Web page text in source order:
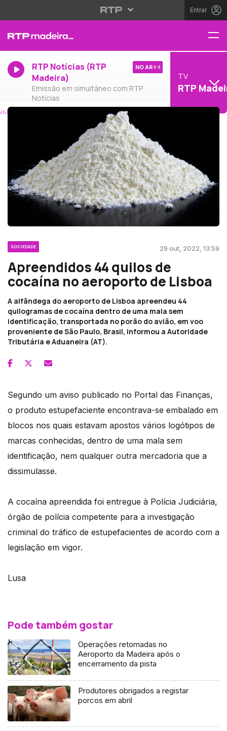
Entrar
RTP Notícias (RTP
Madeira)
Emissão em simultâneo com RTP
Notícias
NO AR
TV
RTP
SOCIEDADE 29 out, 2022, 13:59
Apreendidos 44 quilos de
cocaína no aeroporto de Lisboa
A alfândega do aeroporto de Lisboa apreendeu 44
quilogramas de cocaína dentro de uma mala sem
identificação, transportada no porão do avião, em voo
proveniente de São Paulo, Brasil, informou a Autoridade
Tributária e Aduaneira (AT).
Segundo um aviso publicado no Portal das Finanças,
o produto estupefaciente encontrava-se embalado em
blocos nos quais estavam apostos vários logótipos de
marcas conhecidas, dentro de uma mala sem
identificação, nem qualquer outra mercadoria que a
dissimulasse.
A cocaína apreendida foi entregue à Polícia Judiciária,
órgão de polícia competente para a investigação
criminal do tráfico de estupefacientes de acordo com a
legislação em vigor.
Lusa
Pode também gostar
Operações retomadas no
Aeroporto da Madeira após o
encerramento da pista
Produtores obrigados a registar
porcos em abril